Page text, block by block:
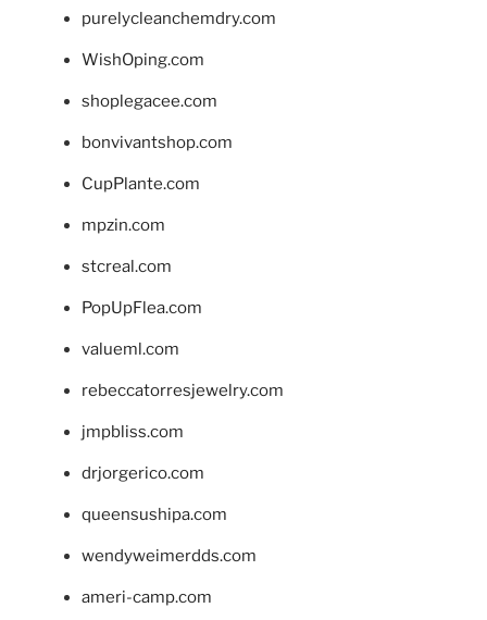
purelycleanchemdry.com
WishOping.com
shoplegacee.com
bonvivantshop.com
CupPlante.com
mpzin.com
stcreal.com
PopUpFlea.com
valueml.com
rebeccatorresjewelry.com
jmpbliss.com
drjorgerico.com
queensushipa.com
wendyweimerdds.com
ameri-camp.com